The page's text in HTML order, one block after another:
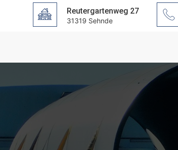
Reutergartenweg 27
31319 Sehnde